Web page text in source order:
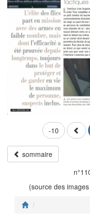
-10
sommaire
(source des